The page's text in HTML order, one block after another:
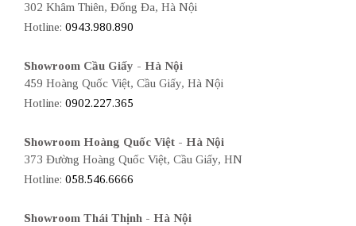
302 Khâm Thiên, Đống Đa, Hà Nội
Hotline: 0943.980.890
Showroom Cầu Giấy - Hà Nội
459 Hoàng Quốc Việt, Cầu Giấy, Hà Nội
Hotline: 0902.227.365
Showroom Hoàng Quốc Việt - Hà Nội
373 Đường Hoàng Quốc Việt, Cầu Giấy, HN
Hotline: 058.546.6666
Showroom Thái Thịnh - Hà Nội